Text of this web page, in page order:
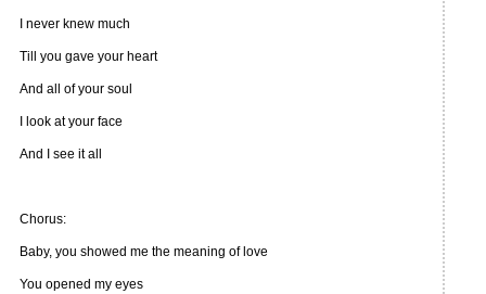
I never knew much
Till you gave your heart
And all of your soul
I look at your face
And I see it all
Chorus:
Baby, you showed me the meaning of love
You opened my eyes